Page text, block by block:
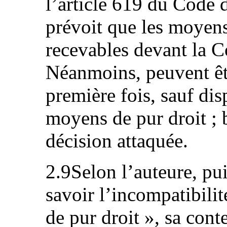
prévoit que les
recevables devant la
Néanmoins, peuvent
première fois, sauf
moyens de pur droit ;
décision attaquée.
2.9Selon l’auteure,
savoir
de pur droit », sa